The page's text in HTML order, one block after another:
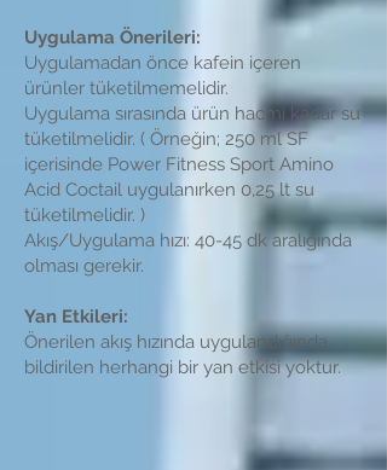
Uygulama Önerileri:
Uygulamadan önce kafein içeren
ürünler tüketilmemelidir.
Uygulama sırasında ürün hacmi kadar su
tüketilmelidir. ( Örneğin; 250 ml SF
içerisinde Power Fitness Sport Amino
Acid Coctail uygulanırken 0,25 lt su
tüketilmelidir. )
Akış/Uygulama hızı: 40-45 dk aralığında
olması gerekir.
Yan Etkileri:
Önerilen akış hızında uygulandığında
bildirilen herhangi bir yan etkisi yoktur.